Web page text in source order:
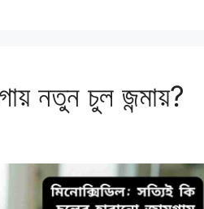
নতুন চুল জন্মায়?